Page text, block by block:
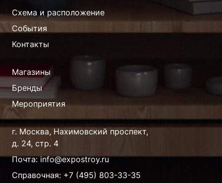
Схема и расположение
События
Контакты
Магазины
Бренды
Мероприятия
г. Москва, Нахимовский проспект,
д. 24, стр. 4
Почта: info@expostroy.ru
Справочная: +7 (495) 803-33-35